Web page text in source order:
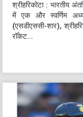
श्रीहरिकोटा : भारतीय
में एक और स्वर्णिम
(एसडीएससी-शार),
रॉकेट...